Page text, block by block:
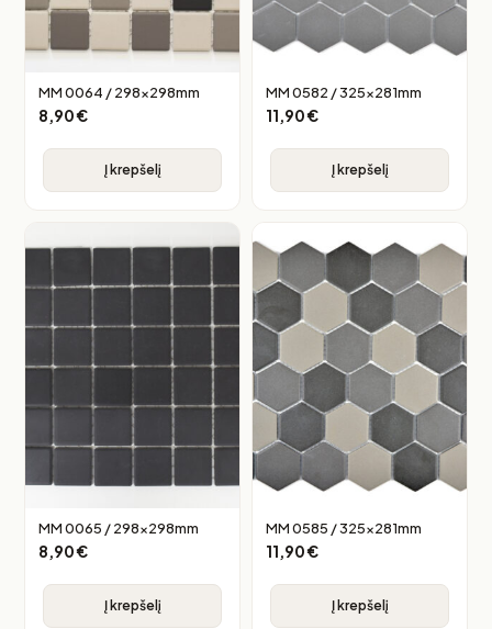
MM 0064 / 298x298mm
8,90€
Į krepšelį
MM 0582 / 325x281mm
11,90€
Į krepšelį
MM 0065 / 298x298mm
8,90€
Į krepšelį
MM 0585 / 325x281mm
11,90€
Į krepšelį